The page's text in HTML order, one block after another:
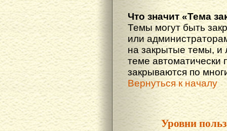
Что значит «Тема
Темы могут быть
или
на закрытые темы, и
теме автоматически
закрываются по
Вернуться к началу
Уровни